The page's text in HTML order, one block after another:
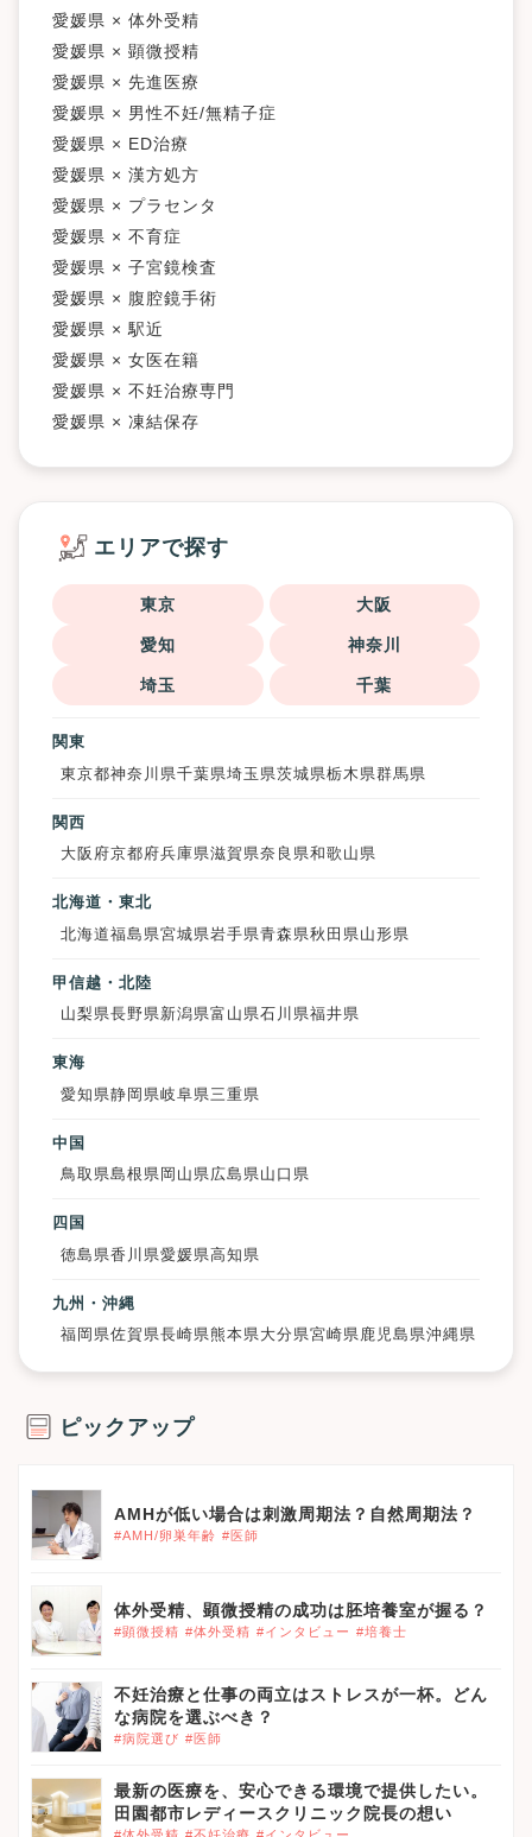
愛媛県 × 体外受精
愛媛県 × 顕微授精
愛媛県 × 先進医療
愛媛県 × 男性不妊/無精子症
愛媛県 × ED治療
愛媛県 × 漢方処方
愛媛県 × プラセンタ
愛媛県 × 不育症
愛媛県 × 子宮鏡検査
愛媛県 × 腹腔鏡手術
愛媛県 × 駅近
愛媛県 × 女医在籍
愛媛県 × 不妊治療専門
愛媛県 × 凍結保存
エリアで探す
東京 大阪
愛知 神奈川
埼玉 千葉
関東
東京都神奈川県千葉県埼玉県茨城県栃木県群馬県
関西
大阪府京都府兵庫県滋賀県奈良県和歌山県
北海道・東北
北海道福島県宮城県岩手県青森県秋田県 山形県
甲信越・北陸
山梨県長野県新潟県富山県石川県福井県
東海
愛知県静岡県岐阜県 三重県
中国
鳥取県島根県 岡山県広島県山口県
四国
徳島県香川県愛媛県高知県
九州・沖縄
福岡県佐賀県長崎県熊本県大分県宮崎県鹿児島県沖縄県
ピックアップ
AMHが低い場合は刺激周期法？自然周期法？
#AMH/卵巣年齢 #医師
体外受精、顕微授精の成功は胚培養室が握る？
#顕微授精 #体外受精 #インタビュー #培養士
不妊治療と仕事の両立はストレスが一杯。どん
な病院を選ぶべき？
#病院選び #医師
最新の医療を、安心できる環境で提供したい。
田園都市レディースクリニック院長の想い